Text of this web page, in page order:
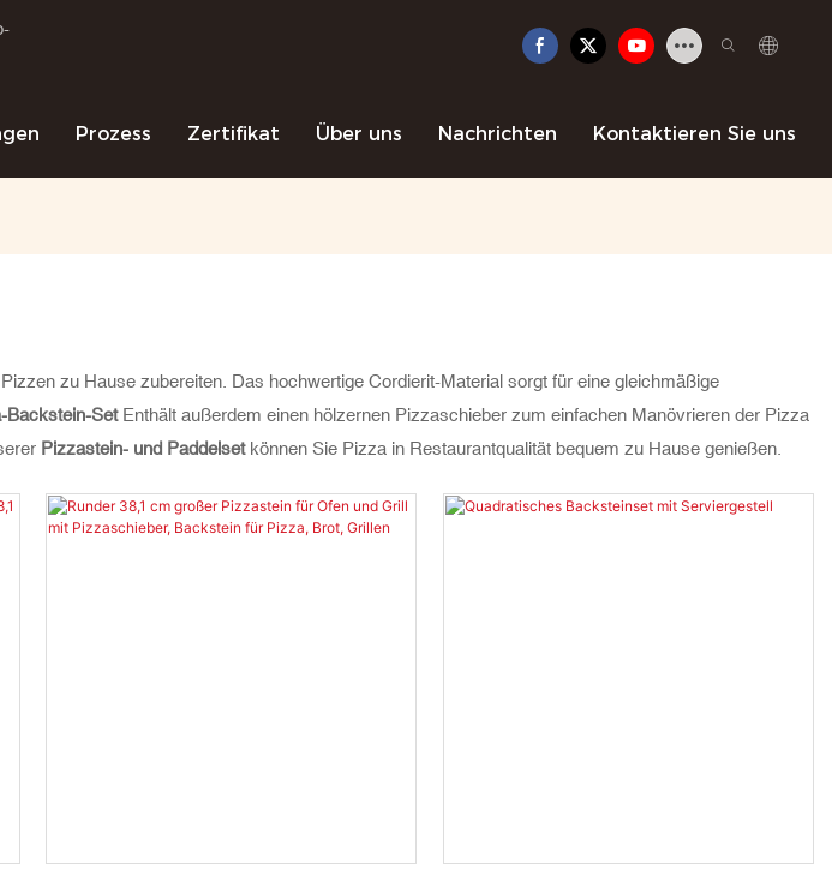
Prozess Zertifikat Über uns Nachrichten Kontaktieren Sie uns
zu Hause zubereiten. Das hochwertige Cordierit-Material sorgt für eine gleichmäßige
Backstein-Set Enthält außerdem einen hölzernen Pizzaschieber zum einfachen Manövrieren der Pizza
Pizzastein- und Paddelset können Sie Pizza in Restaurantqualität bequem zu Hause genießen.